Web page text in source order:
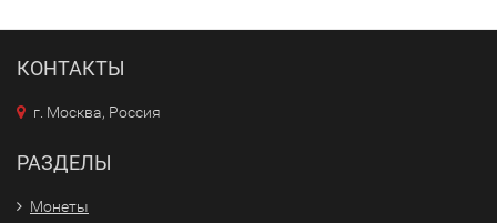
КОНТАКТЫ
г. Москва, Россия
РАЗДЕЛЫ
Монеты